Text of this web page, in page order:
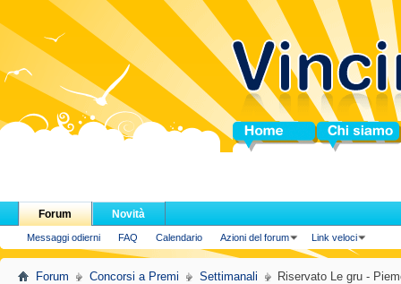
Home Chi siamo
Forum
Messaggi odierni FAQ Calendario Azioni del forum Link veloci
Novità
Forum Concorsi a Premi Settimanali Riservato Le gru -